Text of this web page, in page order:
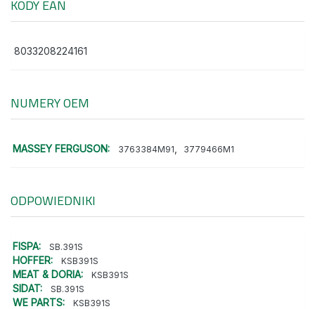
KODY EAN
8033208224161
NUMERY OEM
MASSEY FERGUSON: 3763384M91 3779466M1
ODPOWIEDNIKI
FISPA: SB.391S
HOFFER: KSB391S
MEAT & DORIA: KSB391S
SIDAT: SB.391S
WE PARTS: KSB391S